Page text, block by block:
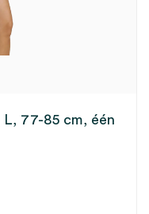
77-85 cm, één